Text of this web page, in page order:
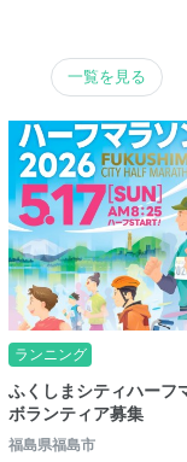
一覧を見る
ランニング
ふくしまシティハー
ボランティア募集
福島県福島市